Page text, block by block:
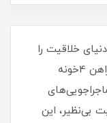
خلاقیت را
تجربه کنید! این عروسک اورجینال با پیراهن 4خونه
بی‌نظیر، این